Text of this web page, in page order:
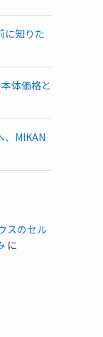
に知りた
体価格と
、MIKAN
スのセル
に